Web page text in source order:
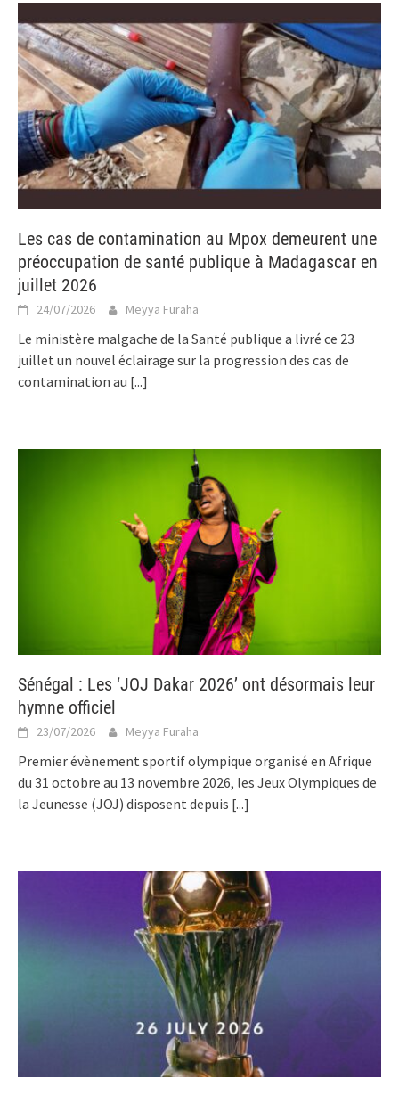
Les cas de contamination au Mpox demeurent une
préoccupation de santé publique à Madagascar en
juillet 2026
24/07/2026 Meyya Furaha
Le ministère malgache de la Santé publique a livré ce 23
juillet un nouvel éclairage sur la progression des cas de
contamination au [...]
Sénégal : Les ‘JOJ Dakar 2026’ ont désormais leur
hymne officiel
23/07/2026 Meyya Furaha
Premier évènement sportif olympique organisé en Afrique
du 31 octobre au 13 novembre 2026, les Jeux Olympiques de
la Jeunesse (JOJ) disposent depuis [...]